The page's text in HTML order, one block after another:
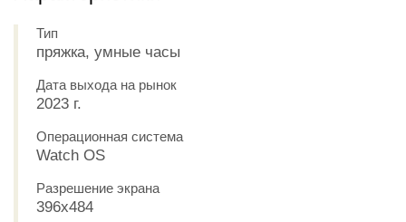
Тип
пряжка, умные часы
Дата выхода на рынок
2023 г.
Операционная система
Watch OS
Разрешение экрана
396x484